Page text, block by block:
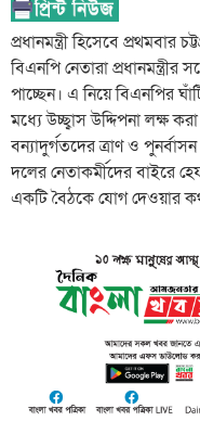
প্রধানমন্ত্রী হিসেবে
বিএনপি নেতারা
পাচ্ছেন। এ নিয়ে বিএনপির
মধ্যে উচ্ছ্বাস উদ্দিপনা লক্ষ
বন্যাদুর্গতদের ত্রাণ ও
দলের নেতাকর্মীদের বাইরে
একটি বৈঠকে যোগ দেওয়ার